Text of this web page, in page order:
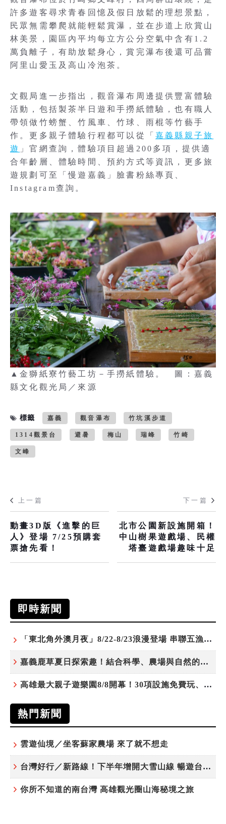
許多遊客尋求青春回憶及假日放鬆的理想景點，
民眾無需攀爬就能輕鬆賞瀑，並在步道上欣賞山
林美景，園區內平均每立方公分空氣中含有1.2
萬負離子，有助放鬆身心，賞完瀑布後還可品嘗
阿里山愛玉及高山冷泡茶。
文觀局進一步指出，觀音瀑布周邊提供豐富體驗
活動，包括製茶半日遊和手撈紙體驗，也有職人
帶領做竹螃蟹、竹風車、竹球、雨棍等竹藝手
作。更多親子體驗行程都可以從「 嘉義縣親子旅
遊 」官網查詢，體驗項目超過200多項，提供適
合年齡層、體驗時間、預約方式等資訊，更多旅
遊規劃可至「慢遊嘉義」臉書粉絲專頁、
Instagram查詢。
▲金獅紙寮竹藝工坊－手撈紙體驗。 圖：嘉義
縣文化觀光局／來源
標籤 嘉義 觀音瀑布 竹坑溪步道
1314觀景台 避暑 梅山 瑞峰 竹崎
文峰
上一篇
動畫3D版《進擊的巨
人》登場 7/25預購套
票搶先看！
下一篇
北市公園新設施開箱！
中山樹果遊戲場、民權
塔臺遊戲場趣味十足
即時新聞
「東北角外澳月夜」8/22-8/23浪漫登場 串聯五漁村、音樂、市集、火舞與慢旅共度夏夜
嘉義鹿草夏日探索趣！結合科學、農場與自然的親子小旅行
高雄最大親子遊樂園8/8開幕！30項設施免費玩、YOYO家族嗨翻暑假
熱門新聞
雲遊仙境／坐客蘇家農場 來了就不想走
台灣好行／新路線！下半年增開大雪山線 暢遊台中更便利
你所不知道的南台灣 高雄觀光圈山海秘境之旅